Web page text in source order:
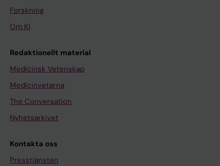
Forskning
Om KI
Redaktionellt material
Medicinsk Vetenskap
Medicinvetarna
The Conversation
Nyhetsarkivet
Kontakta oss
Presstjänsten